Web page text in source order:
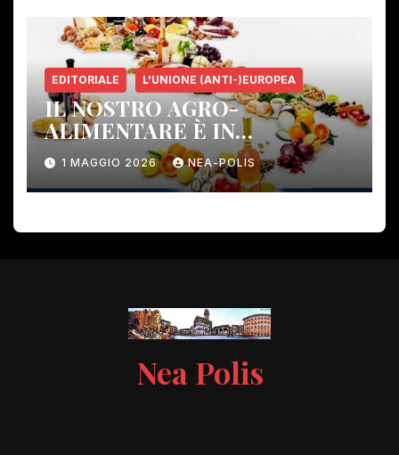
EDITORIALE L'UNIONE (ANTI-)EUROPEA
IL NOSTRO AGRO-
ALIMENTARE È IN
PERICOLO!
1 MAGGIO 2026 NEA-POLIS
Nea Polis